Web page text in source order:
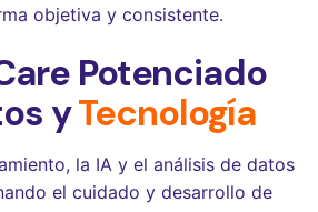
objetiva y consistente.
Potenciado
yTecnología
la IA y el análisis de datos
el cuidado y desarrollo de